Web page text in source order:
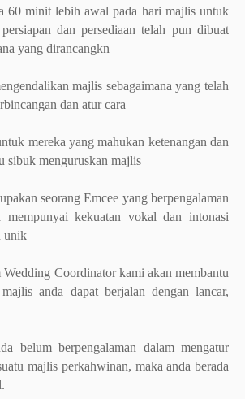
60 minit lebih awal pada hari majlis untuk
dan persediaan telah pun dibuat
yang dirancangkn
majlis sebagaimana yang telah
dan atur cara
mereka yang mahukan ketenangan dan
sibuk menguruskan majlis
seorang Emcee yang berpengalaman
mempunyai kekuatan vokal dan intonasi
unik
Wedding Coordinator kami akan membantu
anda dapat berjalan dengan lancar,
belum berpengalaman dalam mengatur
majlis perkahwinan, maka anda berada